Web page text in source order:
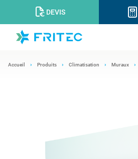
DEVIS
Accueil Produits Climatisation Muraux